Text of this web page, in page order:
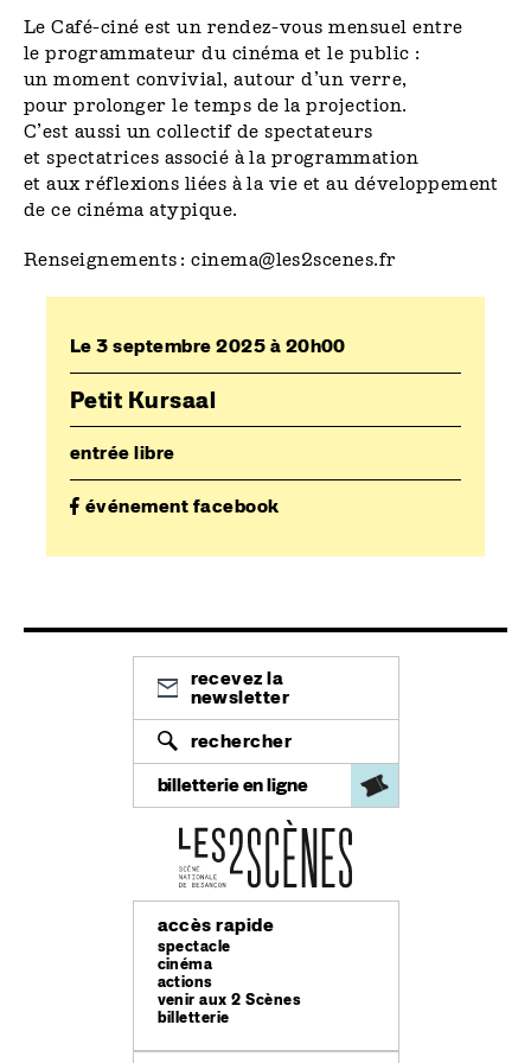
Le Café-ciné est un rendez-vous mensuel entre
le programmateur du cinéma et le public :
un moment convivial, autour d’un verre,
pour prolonger le temps de la projection.
C’est aussi un collectif de spectateurs
et spectatrices associé à la programmation
et aux réflexions liées à la vie et au développement
de ce cinéma atypique.
Renseignements :cinema@les2scenes.fr
Le 3 septembre 2025 à 20h00
Petit Kursaal
entrée libre
événement facebook
recevez la
newsletter
rechercher
billetterie en ligne
accès rapide
spectacle
cinéma
actions
venir aux 2 Scènes
billetterie